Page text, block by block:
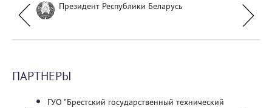
Президент Республики Беларусь
ПАРТНЕРЫ
ГУО "Брестский государственный технический